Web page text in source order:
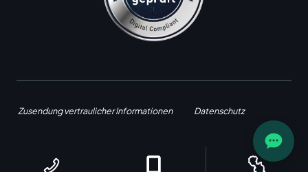
Zusendung vertraulicher Informationen Datenschutz